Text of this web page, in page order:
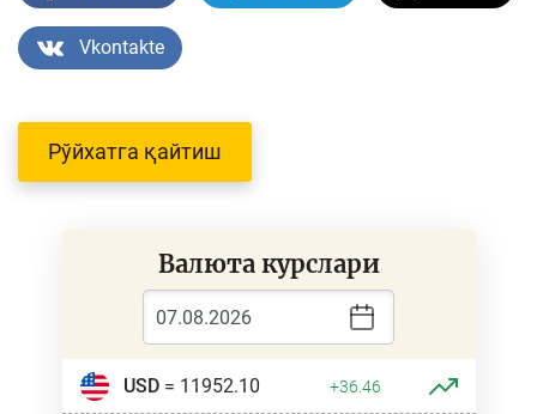
Vkontakte
Рўйхатга қайтиш
Валюта курслари
USD= 11952.10 +36.46